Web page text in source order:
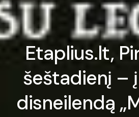
Etaplius.lt,
šeštadienį –
disneilendą